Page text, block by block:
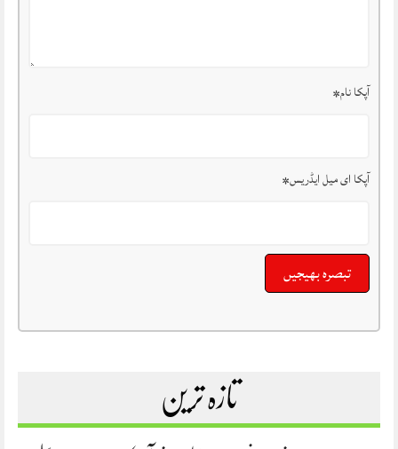
آپکا نام*
آپکا ای میل ایڈریس*
تازہ ترین